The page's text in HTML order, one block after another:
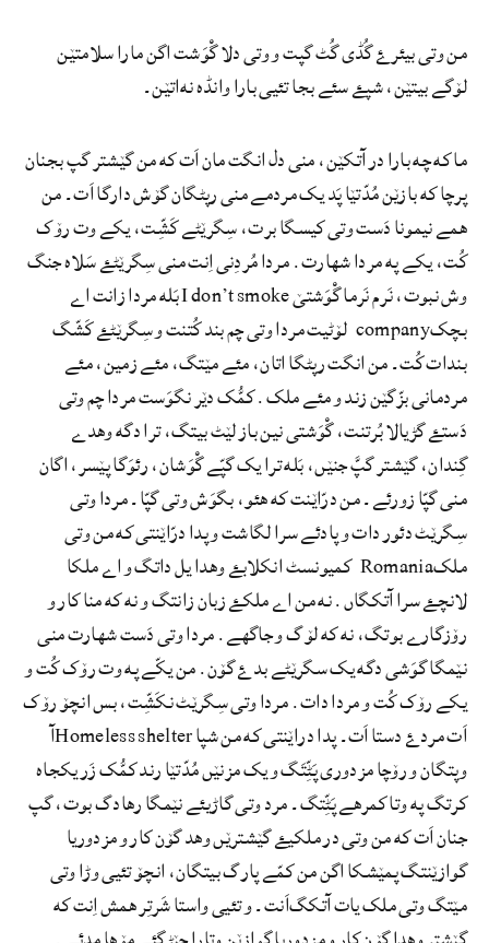
من وتی بیئرۓ گُڈی گُٹ گپت و وتی دلا گْوَشت اگن مارا سلامتێن
لۆگے بیتێن، شپۓ سئے بجا تئیی بارا وانڈه نه‌اتێن۔
ما که چه بارا در آتکێن، منی دل انگت مان اَت که من گێشتر گپ بجنان
پرچا که بازێن مُدّتێا پَد یک مردمے منی رپٹگان گۆش دارگا اَت۔ من
ھمے نیمونا دَست وتی کیسگا برت، سِگرێٹے کَشِّت، یکے وت رۆک
کُت، یکے په مردا شھارت. مردا مُردِنی اِنت منی سِگرێٹۓ سَلاه جنگ
وش نبوت، نَرم نَرما گْوَشتێ I don’t smoke بَله مردا زانت اے
بچکcompany لۆٹیت مردا وتی چم بند کُتنت و سِگرێٹۓ کَشّگ
بندات کُت۔ من انگت رپٹگا اتان، مئے مێتگ، مئے زمین، مئے
مردمانی بزّگێن زند و مئے ملک. کمُّک دێر نگوَست مردا چم وتی
دَستۓ گڑیالا بُرتنت، گْوَشتی نین باز لێٹ بیتگ، ترا دگه وھدے
گِندان، گێشتر گپَّ جنێں، بَله ترا یک گپّے گْوَشان، رئوَگا پێسر، اگان
منی گپّا زورئے۔ من درّاێنت که ھئو، بگوَش وتی گپّا۔ مردا وتی
سِگرێٹ دئوردات و پادئے سرا لگاشت و پدا درّاێنتی که من وتی
ملکRomania کمیونسٹ انکلابۓ وھدا یل داتگ و اے ملکا
لانچۓ سرا آتکگاں. نه من اے ملکۓ زبان زانتگ و نه که منا کار و
رۆزگارے بوتگ، نه که لۆگ و جاگهے.مردا وتی دَست شھارت منی
نێمگا گوَشی دگه یک سگرێٹے بدۓ گۆن. من یکّے په وت رۆک کُت و
یکے رۆک کُت و مردا دات. مردا وتی سِگرێٹ نکَشِّت، بس انچۆ رۆک
اَت مردۓ دستا اَت۔ پدا دراێنتی که من شپا Homeless shelterآ
وپتگان و رۆچا مزدوری پَٹِّتَگو یک مزنێں مُدّتێا رند کمُّک زَر یکجاه
کرتگ په وتا کمرهے پَٹِّتگ۔ مرد وتی گاڑیئے نێمگا رھادگ بوت، گپ
جنان اَت که من وتی در ملکیۓ گێشترێں وھد گۆن کار و مزدوریا
گوازێنتگ پمێشکا اگن من کمّے پارگ بیتگان، انچۆ تئیی وڑا وتی
مێتگ وتی ملک یات آتکگ‌اَنت۔ و تئیی واستا شَرتِر ھمش اِنت که